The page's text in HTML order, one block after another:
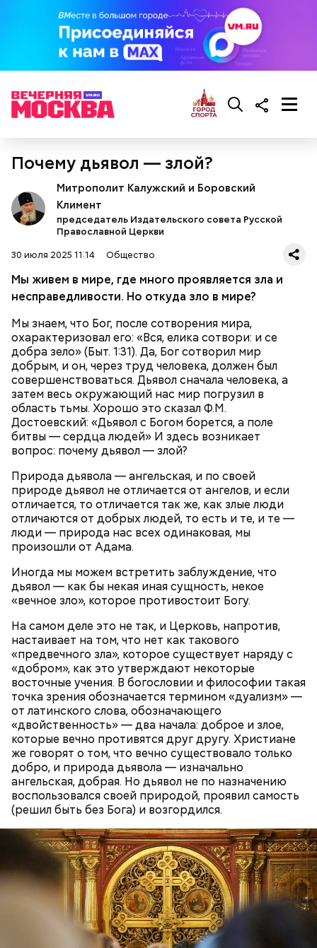
Почему дьявол — злой?
Митрополит Калужский и Боровский
Климент
председатель Издательского совета Русской
Православной Церкви
30 июля 2025 11:14
Общество
Мы живем в мире, где много проявляется зла и
несправедливости. Но откуда зло в мире?
Мы знаем, что Бог, после сотворения мира,
охарактеризовал его: «Вся, елика сотвори: и се
добра зело» (Быт. 1:31). Да, Бог сотворил мир
добрым, и он, через труд человека, должен был
совершенствоваться. Дьявол сначала человека, а
затем весь окружающий нас мир погрузил в
область тьмы. Хорошо это сказал Ф.М.
Достоевский: «Дьявол с Богом борется, а поле
битвы — сердца людей» И здесь возникает
вопрос: почему дьявол — злой?
Природа дьявола — ангельская, и по своей
природе дьявол не отличается от ангелов, и если
отличается, то отличается так же, как злые люди
отличаются от добрых людей, то есть и те, и те —
люди — природа нас всех одинаковая, мы
произошли от Адама.
Иногда мы можем встретить заблуждение, что
дьявол — как бы некая иная сущность, некое
«вечное зло», которое противостоит Богу.
На самом деле это не так, и Церковь, напротив,
настаивает на том, что нет как такового
«предвечного зла», которое существует наряду с
«добром», как это утверждают некоторые
восточные учения. В богословии и философии такая
точка зрения обозначается термином «дуализм» —
от латинского слова, обозначающего
«двойственность» — два начала: доброе и злое,
которые вечно противятся друг другу. Христиане
же говорят о том, что вечно существовало только
добро, и природа дьявола — изначально
ангельская, добрая. Но дьявол не по назначению
воспользовался своей природой, проявил самость
(решил быть без Бога) и возгордился.
— Кабачки нужно натереть длинными слайсами
(это можно сделать на специальной терке),
похожими на спагетти, и уложить в противень.
Дальше нужно добавить немного растительного
масла, соль, а сверху бросить хаотично
порезанную брынзу. Затем добавляются помидоры
черри или грунтовые, — рассказал шеф-повар.
Противень ставится в духовку, разогретую до 180–
190 градусов. Спагетти из кабачка нужно запекать
25–30 минут.
Уберут отеки и улучшат зрение:
диетолог Соломатина рассказала
о пользе кабачков
Кабачки, тушеные с курицей
Ингредиенты:
Как приготовить домашний
майонез: три простых рецепта
Эндокринолог Куликова
объяснила, в чем заключается
польза сезонных овощей и
фруктов
Также не нужно есть дыню до корки, потому что
именно там скапливаются нитраты. И важно
тщательно ее мыть, чтобы не отравиться, добавила
собеседница «ВМ».
Как выбрать дыню
Фото: Shutterstock
При выборе дыни эксперт посоветовала